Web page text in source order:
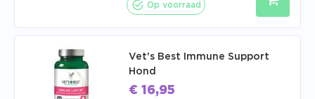
Op voorraad
Vet's Best Immune Support
Hond
€ 16,95